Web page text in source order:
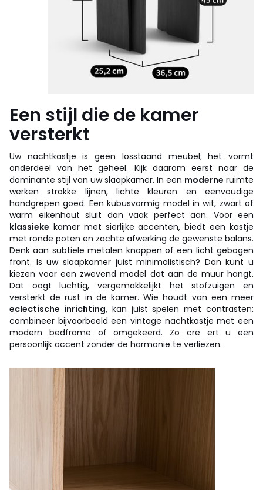
Een stijl die de kamer
versterkt
Uw nachtkastje is geen losstaand meubel; het vormt
onderdeel van het geheel. Kijk daarom eerst naar de
dominante stijl van uw slaapkamer. In een moderne ruimte
werken strakke lijnen, lichte kleuren en eenvoudige
handgrepen goed. Een kubusvormig model in wit, zwart of
warm eikenhout sluit dan vaak perfect aan. Voor een
klassieke kamer met sierlijke accenten, biedt een kastje
met ronde poten en zachte afwerking de gewenste balans.
Denk aan subtiele metalen knoppen of een licht gebogen
front. Is uw slaapkamer juist minimalistisch? Dan kunt u
kiezen voor een zwevend model dat aan de muur hangt.
Dat oogt luchtig, vergemakkelijkt het stofzuigen en
versterkt de rust in de kamer. Wie houdt van een meer
eclectische inrichting, kan juist spelen met contrasten:
combineer bijvoorbeeld een vintage nachtkastje met een
modern bedframe of omgekeerd. Zo cre ert u een
persoonlijk accent zonder de harmonie te verliezen.